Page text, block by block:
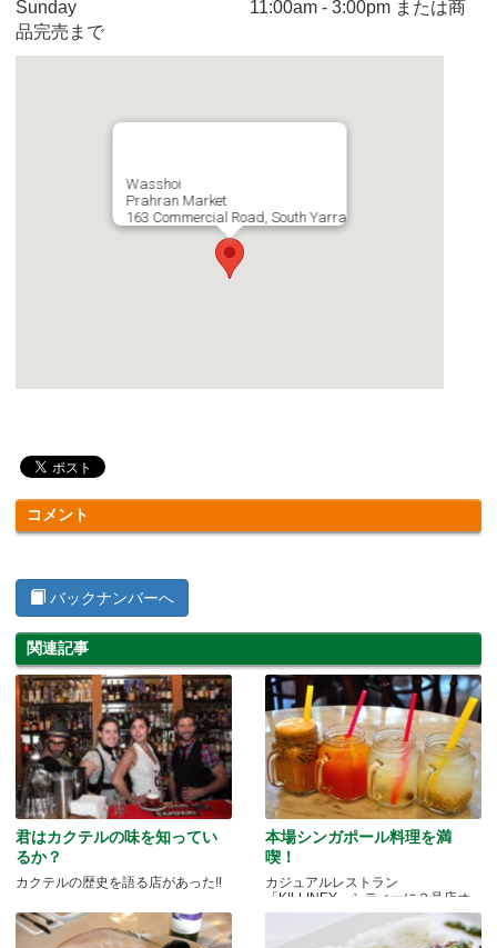
Sunday 11:00am - 3:00pm または商
品完売まで
Wasshoi
Prahran Market
163 Commercial Road, South Yarra
コメント
バックナンバーへ
関連記事
君はカクテルの味を知ってい
るか？
カクテルの歴史を語る店があった!!
本場シンガポール料理を満
喫！
カジュアルレストラン
「KILLINEY」シティーに２号店オ
ープン